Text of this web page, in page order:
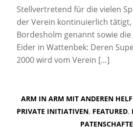
Stellvertretend für die vielen
der Verein kontinuierlich
Bordesholm genannt sowie
Eider in Wattenbek: Deren
2000 wird vom Verein […]
ARM IN ARM MIT ANDEREN
PRIVATE INITIATIVEN, FEATURED,